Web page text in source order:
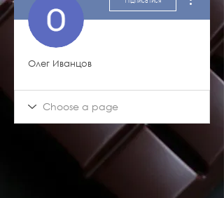
Олег Иванцов